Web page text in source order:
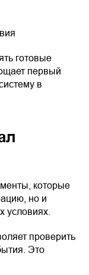
готовые
первый
в
которые
но и
условиях.
проверить
Это